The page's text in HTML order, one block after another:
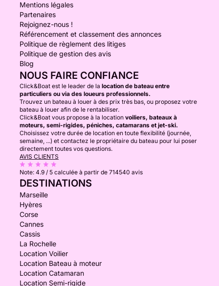
Mentions légales
Partenaires
Rejoignez-nous !
Référencement et classement des annonces
Politique de règlement des litiges
Politique de gestion des avis
Blog
NOUS FAIRE CONFIANCE
Click&Boat est le leader de la location de bateau entre
particuliers ou via des loueurs professionnels.
Trouvez un bateau à louer à des prix très bas, ou proposez votre
bateau à louer afin de le rentabiliser.
Click&Boat vous propose à la location voiliers, bateaux à
moteurs, semi-rigides, péniches, catamarans et jet-ski.
Choisissez votre durée de location en toute flexibilité (journée,
semaine, ...) et contactez le propriétaire du bateau pour lui poser
directement toutes vos questions.
AVIS CLIENTS
Note: 4.9 / 5 calculée à partir de 714540 avis
DESTINATIONS
Marseille
Hyères
Corse
Cannes
Cassis
La Rochelle
Location Voilier
Location Bateau à moteur
Location Catamaran
Location Semi-rigide